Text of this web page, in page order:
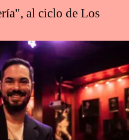
al ciclo de Los